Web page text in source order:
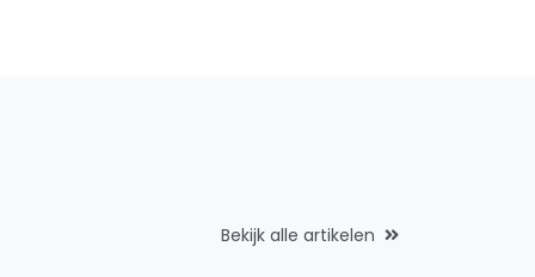
Bekijk alle artikelen